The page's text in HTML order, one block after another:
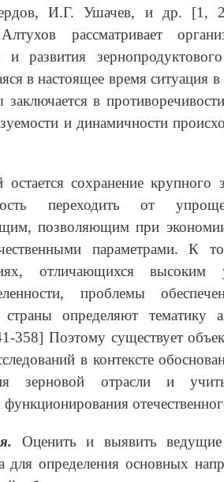
И.Г. Ушачев, и др. [1,
рассматривает
и развития
в настоящее время ситуация
в
и динамичности
сохранение крупного
переходить от
позволяющим при
параметрами. К
отличающихся высоким
проблемы
страны определяют тематику
358] Поэтому существует
в контексте
зерновой отрасли и
Оценить и выявить
для определения основных